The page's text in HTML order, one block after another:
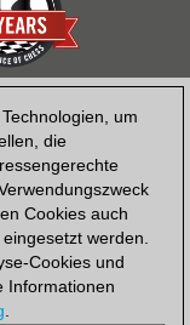
um
die
Cookies auch
werden.
Cookies und
Informationen
.